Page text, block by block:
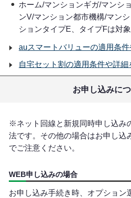
ホーム/マンションギガ/マンシ
ンV/マンション都市機構/マン
ションタイプE、タイプFは対象
auスマートバリューの適用条
自宅セット割の適用条件や詳細
お申し込みに
※ネット回線と新規同時申し込み
法です。その他の場合はお申し込
でご注意ください。
WEB申し込みの場合
お申し込み手続き時、オプション